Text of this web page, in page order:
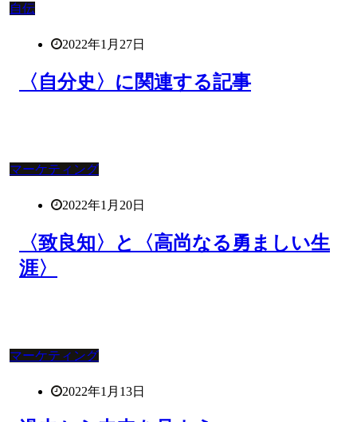
自伝
2022年1月27日
〈自分史〉に関連する記事
マーケティング
2022年1月20日
〈致良知〉と〈高尚なる勇ましい生
涯〉
マーケティング
2022年1月13日